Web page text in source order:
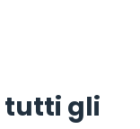
tutti gli